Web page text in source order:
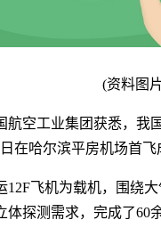
(资料图
航空工业集团获悉，我
在哈尔滨平房机场首飞
12F飞机为载机，围绕
体探测需求，完成了60